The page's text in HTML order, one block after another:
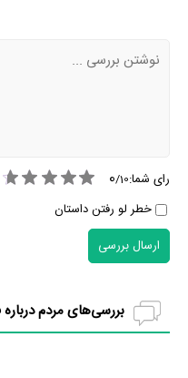
رای شما: 0/10
خطر لو رفتن داستان
ارسال بررسی
بررسی‌های مردم